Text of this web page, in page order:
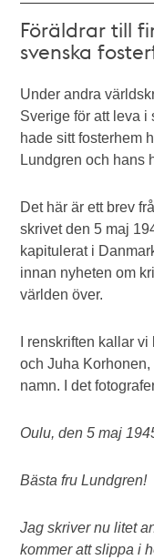
Föräldrar till
svenska
Under andra
Sverige för att leva i
hade sitt fosterhem
Lundgren och hans
Det här är ett brev
skrivet den 5 maj
kapitulerat i
innan nyheten om
världen över.
I renskriften kallar
och Juha
namn. I det
Oulu, den 5 maj
Bästa fru Lundgren!
Jag skriver nu litet
kommer att slippa i